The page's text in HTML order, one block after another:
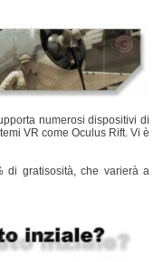
numerosi dispositivi di
VR come Oculus Rift. Vi è
di gratisosità, che varierà a